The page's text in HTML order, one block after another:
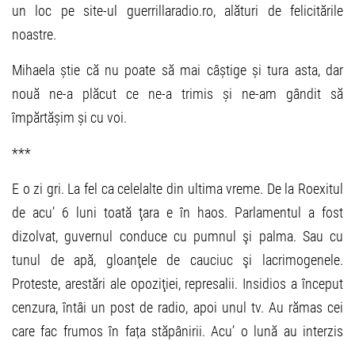
un loc pe site-ul guerrillaradio.ro, alături de felicitările
noastre.
Mihaela știe că nu poate să mai câștige și tura asta, dar
nouă ne-a plăcut ce ne-a trimis și ne-am gândit să
împărtășim și cu voi.
***
E o zi gri. La fel ca celelalte din ultima vreme. De la Roexitul
de acu’ 6 luni toată ţara e în haos. Parlamentul a fost
dizolvat, guvernul conduce cu pumnul şi palma. Sau cu
tunul de apă, gloanţele de cauciuc şi lacrimogenele.
Proteste, arestări ale opoziţiei, represalii. Insidios a început
cenzura, întâi un post de radio, apoi unul tv. Au rămas cei
care fac frumos în fața stăpânirii. Acu’ o lună au interzis